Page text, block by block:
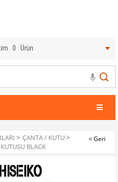
0 Ürün
> ÇANTA / KUTU>
BLACK